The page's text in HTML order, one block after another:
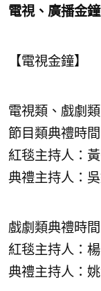
電視、廣播金
【電視金鐘】
電視類、戲劇
節目類典禮時
紅毯主持人：
典禮主持人：
戲劇類典禮時
紅毯主持人：
典禮主持人：